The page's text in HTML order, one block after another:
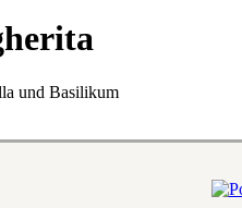
und Basilikum